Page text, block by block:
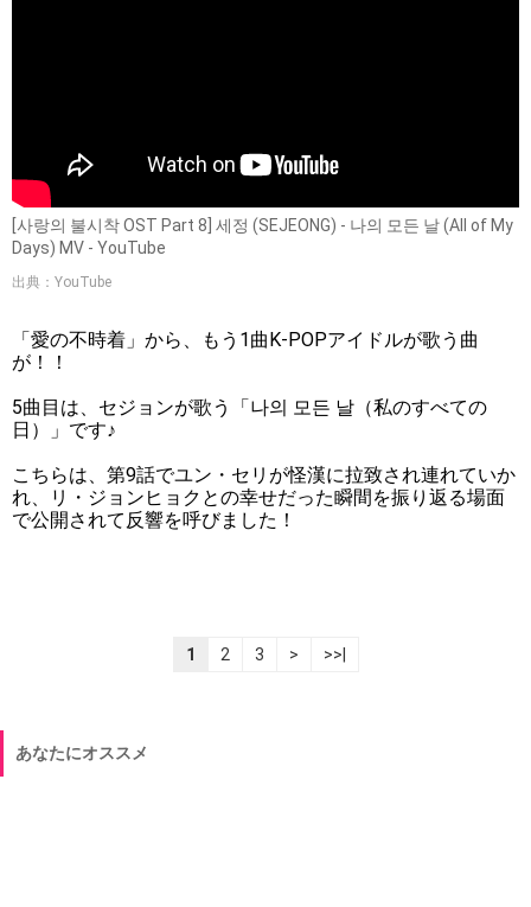
[사랑의 불시착 OST Part 8] 세정 (SEJEONG) - 나의 모든 날 (All of My
Days) MV - YouTube
出典：YouTube
「愛の不時着」から、もう1曲K-POPアイドルが歌う曲
が！！
5曲目は、セジョンが歌う「나의 모든 날（私のすべての
日）」です♪
こちらは、第9話でユン・セリが怪漢に拉致され連れていか
れ、リ・ジョンヒョクとの幸せだった瞬間を振り返る場面
で公開されて反響を呼びました！
1 2 3 > >>|
あなたにオススメ